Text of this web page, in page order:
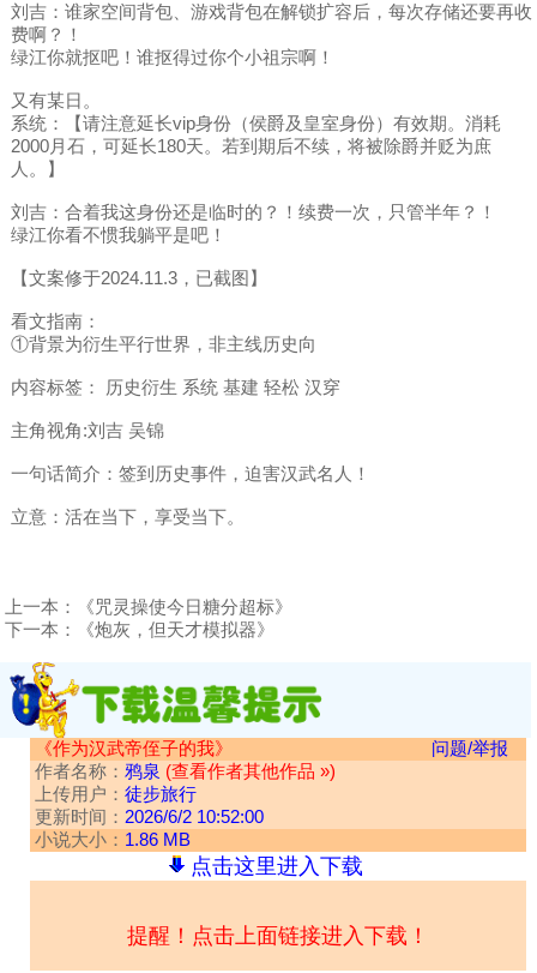
刘吉：谁家空间背包、游戏背包在解锁扩容后，每次存储还要再收
费啊？！
绿江你就抠吧！谁抠得过你个小祖宗啊！
又有某日。
系统：【请注意延长vip身份（侯爵及皇室身份）有效期。消耗
2000月石，可延长180天。若到期后不续，将被除爵并贬为庶
人。】
刘吉：合着我这身份还是临时的？！续费一次，只管半年？！
绿江你看不惯我躺平是吧！
【文案修于2024.11.3，已截图】
看文指南：
①背景为衍生平行世界，非主线历史向
内容标签： 历史衍生 系统 基建 轻松 汉穿
主角视角:刘吉 吴锦
一句话简介：签到历史事件，迫害汉武名人！
立意：活在当下，享受当下。
上一本：
《咒灵操使今日糖分超标》
下一本：
《炮灰，但天才模拟器》
《作为汉武帝侄子的我》
问题/举报
作者名称： 鸦泉 (查看作者其他作品 »)
上传用户： 徒步旅行
更新时间： 2026/6/2 10:52:00
小说大小： 1.86 MB
点击这里进入下载
提醒！点击上面链接进入下载！